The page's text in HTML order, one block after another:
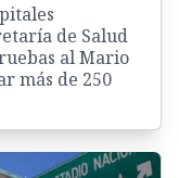
de Salud
al Mario
más de 250